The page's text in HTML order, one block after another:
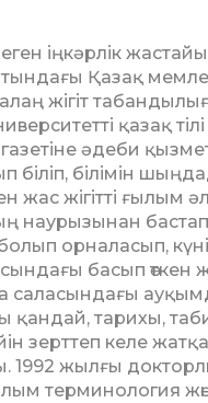
іңкәрлік
Қазақ
жігіт
Уни­вер­ситетті қазақ
әдеби
біліп, білімін
жас жігітті ғы­лым
наурызынан
орналасып,
басып өткен
саласындағы
қандай, тарихы,
зерттеп келе
1992 жылғы
терминология